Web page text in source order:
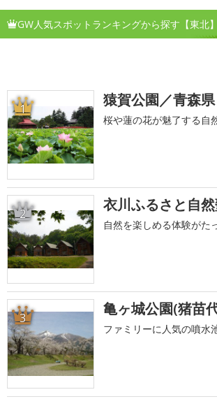
GW人気スポットランキングから探す【東北】
1 猿賀公園／青森県
桜や蓮の花が魅了する自
2 衣川ふるさと自
自然を楽しめる体験がた
3 亀ヶ城公園(猪苗
ファミリーに人気の噴水